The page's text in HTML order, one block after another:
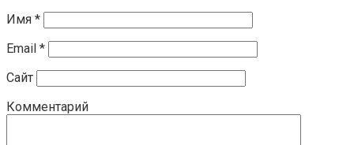
Имя *
Email *
Сайт
Комментарий